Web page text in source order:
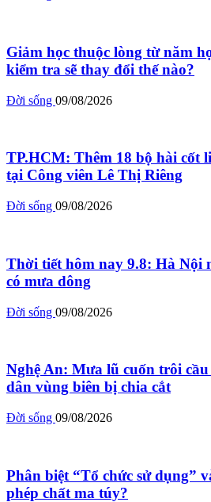
Giảm học thuộc lòng từ năm
kiểm tra sẽ thay đổi thế nào?
Đời sống 09/08/2026
TP.HCM: Thêm 18 bộ hài cốt
tại Công viên Lê Thị Riêng
Đời sống 09/08/2026
Thời tiết hôm nay 9.8: Hà Nội
có mưa dông
Đời sống 09/08/2026
Nghệ An: Mưa lũ cuốn trôi
dân vùng biên bị chia cắt
Đời sống 09/08/2026
Phân biệt “Tổ chức sử dụng”
phép chất ma túy?